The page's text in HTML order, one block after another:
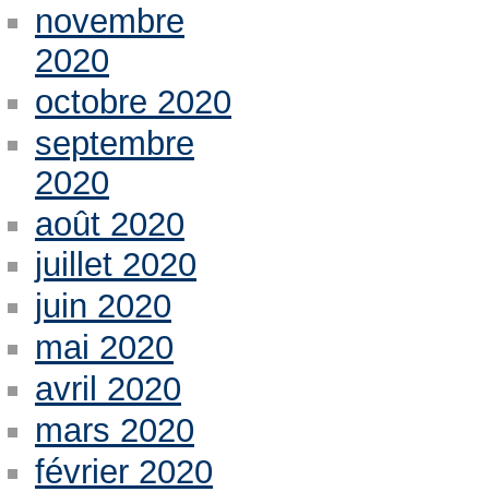
novembre
2020
octobre 2020
septembre
2020
août 2020
juillet 2020
juin 2020
mai 2020
avril 2020
mars 2020
février 2020